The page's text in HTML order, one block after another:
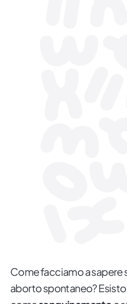
Come facciamo a sapere
aborto spontaneo?